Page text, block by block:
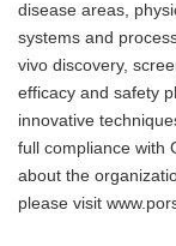
disease areas,
systems and
vivo discovery,
efficacy and safety
innovative
full compliance with
about the
please visit